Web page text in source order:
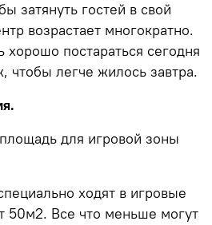
затянуть гостей в свой
возрастает многократно.
хорошо постараться сегодня
чтобы легче жилось завтра.
для игровой зоны
ходят в игровые
50м2. Все что меньше могут